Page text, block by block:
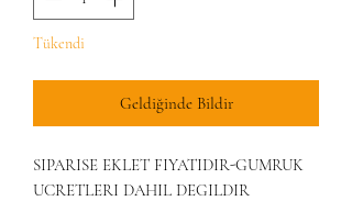
Tükendi
Geldiğinde Bildir
SIPARISE EKLET FIYATIDIR-GUMRUK
UCRETLERI DAHIL DEGILDIR